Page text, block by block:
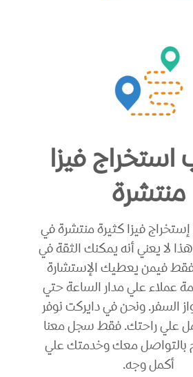
فيزا
منتشرة
فيزا كثيرة منتشرة في
لا يعني أنه يمكنك الثقة في
فقط فيمن يعطيك الإستشارة
عملاء علي مدار الساعة حتي
السفر. ونحن في دايركت نوفر
علي راحتك. فقط سجل معنا
معك وخدمتك علي
أكمل وجه.